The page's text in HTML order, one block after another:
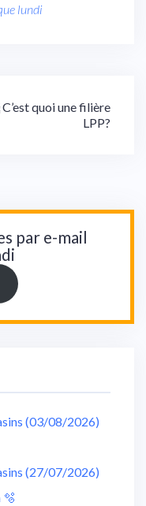
lundi
C’est quoi une filière
LPP?
par e-mail
(03/08/2026)
(27/07/2026)